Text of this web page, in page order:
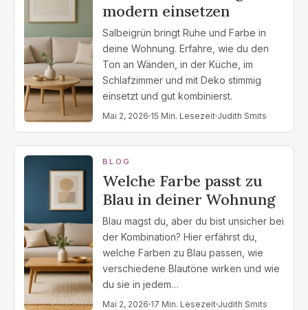
modern einsetzen
Salbeigrün bringt Ruhe und Farbe in
deine Wohnung. Erfahre, wie du den
Ton an Wänden, in der Küche, im
Schlafzimmer und mit Deko stimmig
einsetzt und gut kombinierst.
Mai 2, 2026 15 Min. Lesezeit Judith Smits
BLOG
Welche Farbe passt zu
Blau in deiner Wohnung
Blau magst du, aber du bist unsicher bei
der Kombination? Hier erfährst du,
welche Farben zu Blau passen, wie
verschiedene Blautöne wirken und wie
du sie in jedem…
Mai 2, 2026 17 Min. Lesezeit Judith Smits